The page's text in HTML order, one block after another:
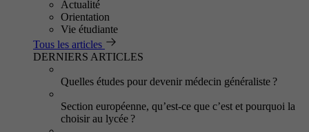
Actualité
Orientation
Vie étudiante
Tous les articles
DERNIERS ARTICLES
Quelles études pour devenir médecin généraliste ?
Section européenne, qu’est-ce que c’est et pourquoi la
choisir au lycée ?